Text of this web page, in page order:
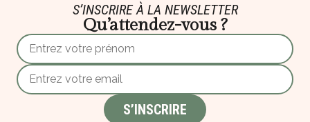
S’INSCRIRE À LA NEWSLETTER
Qu’attendez-vous ?